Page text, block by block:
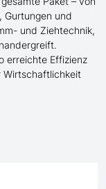
Gurtungen und
und Ziehtechnik,
erreichte Effizienz
Wirtschaftlichkeit